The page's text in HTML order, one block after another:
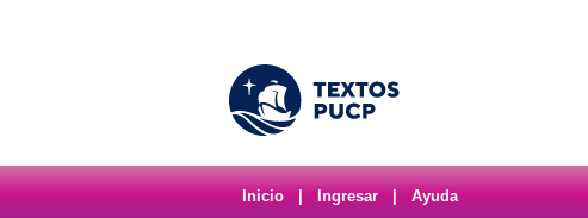
Inicio Ingresar Ayuda